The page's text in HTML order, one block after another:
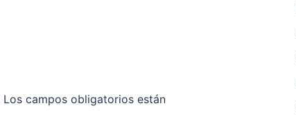
Los campos obligatorios están